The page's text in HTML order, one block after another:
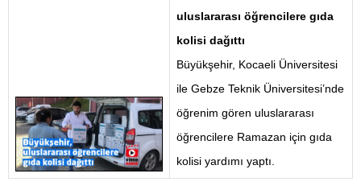
uluslararası öğrencilere gıda
kolisi dağıttı
Büyükşehir, Kocaeli Üniversitesi
ile Gebze Teknik Üniversitesi’nde
öğrenim gören uluslararası
öğrencilere Ramazan için gıda
kolisi yardımı yaptı.